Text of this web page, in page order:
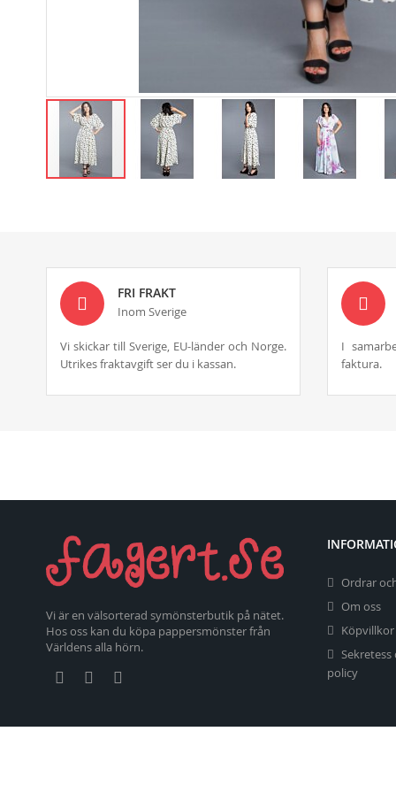
the
images
gallery
FRI FRAKT
Inom Sverige
Vi skickar till Sverige, EU-länder och Norge.
Utrikes fraktavgift ser du i kassan.
I
faktura.
Vi är en välsorterad symönsterbutik på nätet.
Hos oss kan du köpa pappersmönster från
Världens alla hörn.
Ordrar
Om oss
Köpvillkor
Sekretess
policy